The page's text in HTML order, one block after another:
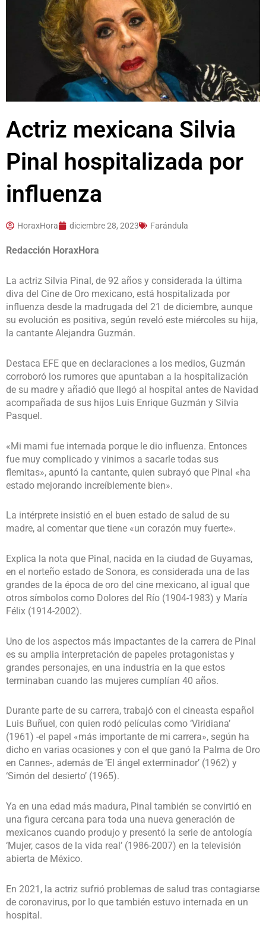
Actriz mexicana Silvia
Pinal hospitalizada por
influenza
HoraxHora diciembre 28, 2023 Farándula
Redacción HoraxHora
La actriz Silvia Pinal, de 92 años y considerada la última
diva del Cine de Oro mexicano, está hospitalizada por
influenza desde la madrugada del 21 de diciembre, aunque
su evolución es positiva, según reveló este miércoles su hija,
la cantante Alejandra Guzmán.
Destaca EFE que en declaraciones a los medios, Guzmán
corroboró los rumores que apuntaban a la hospitalización
de su madre y añadió que llegó al hospital antes de Navidad
acompañada de sus hijos Luis Enrique Guzmán y Silvia
Pasquel.
«Mi mami fue internada porque le dio influenza. Entonces
fue muy complicado y vinimos a sacarle todas sus
flemitas», apuntó la cantante, quien subrayó que Pinal «ha
estado mejorando increíblemente bien».
La intérprete insistió en el buen estado de salud de su
madre, al comentar que tiene «un corazón muy fuerte».
Explica la nota que Pinal, nacida en la ciudad de Guyamas,
en el norteño estado de Sonora, es considerada una de las
grandes de la época de oro del cine mexicano, al igual que
otros símbolos como Dolores del Río (1904-1983) y María
Félix (1914-2002).
Uno de los aspectos más impactantes de la carrera de Pinal
es su amplia interpretación de papeles protagonistas y
grandes personajes, en una industria en la que estos
terminaban cuando las mujeres cumplían 40 años.
Durante parte de su carrera, trabajó con el cineasta español
Luis Buñuel, con quien rodó películas como ‘Viridiana’
(1961) -el papel «más importante de mi carrera», según ha
dicho en varias ocasiones y con el que ganó la Palma de Oro
en Cannes-, además de ‘El ángel exterminador’ (1962) y
‘Simón del desierto’ (1965).
Ya en una edad más madura, Pinal también se convirtió en
una figura cercana para toda una nueva generación de
mexicanos cuando produjo y presentó la serie de antología
‘Mujer, casos de la vida real’ (1986-2007) en la televisión
abierta de México.
En 2021, la actriz sufrió problemas de salud tras contagiarse
de coronavirus, por lo que también estuvo internada en un
hospital.